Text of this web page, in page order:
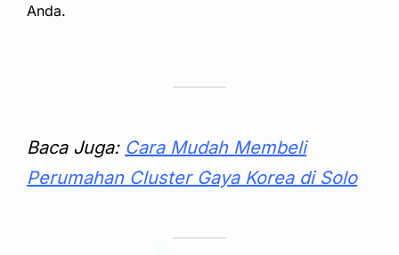
Anda.
Baca Juga: Cara Mudah Membeli
Perumahan Cluster Gaya Korea di Solo